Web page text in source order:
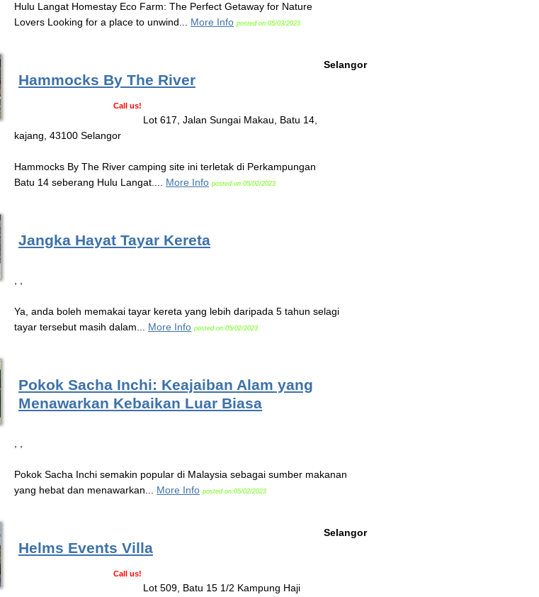
Hulu Langat Homestay Eco Farm: The Perfect Getaway for Nature
Lovers Looking for a place to unwind... More Info posted on:05/03/2023
Hammocks By The River
Call us!
Lot 617, Jalan Sungai Makau, Batu 14,
kajang, 43100 Selangor
Hammocks By The River camping site ini terletak di Perkampungan
Batu 14 seberang Hulu Langat.... More Info posted on:05/02/2023
Selangor
Jangka Hayat Tayar Kereta
, ,
Ya, anda boleh memakai tayar kereta yang lebih daripada 5 tahun selagi
tayar tersebut masih dalam... More Info posted on:05/02/2023
Pokok Sacha Inchi: Keajaiban Alam yang
Menawarkan Kebaikan Luar Biasa
, ,
Pokok Sacha Inchi semakin popular di Malaysia sebagai sumber makanan
yang hebat dan menawarkan... More Info posted on:05/02/2023
Helms Events Villa
Call us!
Lot 509, Batu 15 1/2 Kampung Haji
Selangor